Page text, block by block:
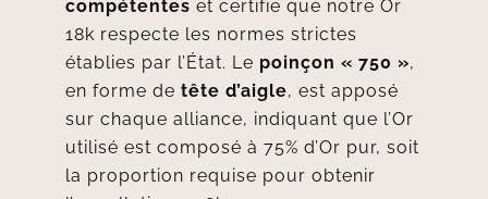
compétentes et certifie que notre Or
18k respecte les normes strictes
établies par l’État. Le poinçon « 750 »,
en forme de tête d’aigle, est apposé
sur chaque alliance, indiquant que l’Or
utilisé est composé à 75% d’Or pur, soit
la proportion requise pour obtenir